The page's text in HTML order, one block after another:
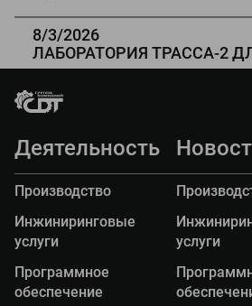
8/3/2026
ЛАБОРАТОРИЯ ТРАССА-2
строительный университет г.
передвижную дорожную
Деятельность
Производство
Инжиниринговые
услуги
Программное
обеспечение
услуги